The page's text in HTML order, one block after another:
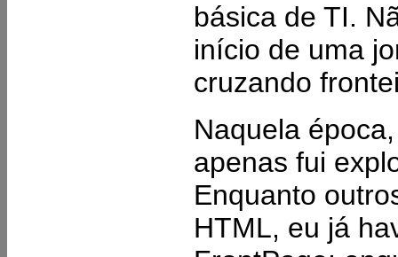
básica de TI.
início de uma
cruzando
Naquela
apenas fui
Enquanto
HTML, eu já